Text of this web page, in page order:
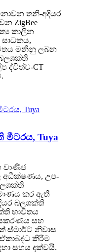
තනි-අදියර
ZigBee
කාලීන
සාධකය,
මනිනු ලබන
බලශක්ති
ද්විත්ව-CT
මීටරය, Tuya
වාණිජ
අධීක්ෂණය, උප-
කර ඇති
බලශක්ති
භාවිතය
සහ
ස්මාර්ට් නිවාස
කිරීම
සහය දක්වයි.